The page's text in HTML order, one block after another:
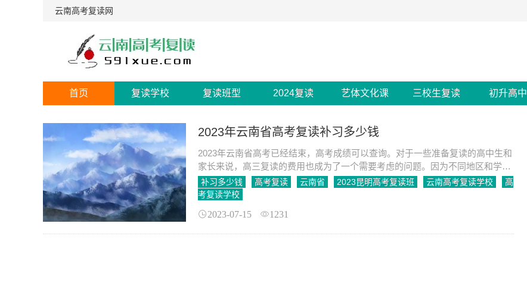
云南高考复读网
首页 复读学校 复读班型 2024复读 艺体文化课 三校生复读 初升高中
2023年云南省高考复读补习多少钱
2023年云南省高考已经结束，高考成绩可以查询。对于一些准备复读的高中生和
家长来说，高三复读的费用也成为了一个需要考虑的问题。因为不同地区和学校
的情况不同，复读一年的费用也会有所差异。下面我们来详细了
补习多少钱 高考复读 云南省 2023昆明高考复读班 云南高考复读学校
高
考复读学校
2023-07-15 1231